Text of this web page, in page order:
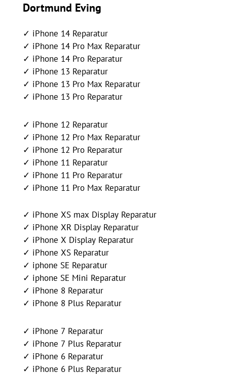
Dortmund Eving
✓ iPhone 14 Reparatur
✓ iPhone 14 Pro Max Reparatur
✓ iPhone 14 Pro Reparatur
✓ iPhone 13 Reparatur
✓ iPhone 13 Pro Max Reparatur
✓ iPhone 13 Pro Reparatur
✓ iPhone 12 Reparatur
✓ iPhone 12 Pro Max Reparatur
✓ iPhone 12 Pro Reparatur
✓ iPhone 11 Reparatur
✓ iPhone 11 Pro Reparatur
✓ iPhone 11 Pro Max Reparatur
✓ iPhone XS max Display Reparatur
✓ iPhone XR Display Reparatur
✓ iPhone X Display Reparatur
✓ iPhone XS Reparatur
✓ iphone SE Reparatur
✓ iphone SE Mini Reparatur
✓ iPhone 8 Reparatur
✓ iPhone 8 Plus Reparatur
✓ iPhone 7 Reparatur
✓ iPhone 7 Plus Reparatur
✓ iPhone 6 Reparatur
✓ iPhone 6 Plus Reparatur